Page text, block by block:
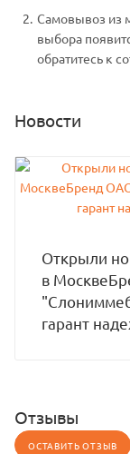
Самовывоз из
выбора
обратитесь к
Новости
Открыли
в
гарант
Отзывы
ОСТАВИТЬ ОТЗЫВ